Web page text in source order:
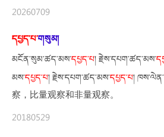
20260709
དཔྱད་པ་གསུམ།
མངོན་སུམ་ཚད་མས་དཔྱད་པ། རྗེས་དཔག་ཚད་མས་
མས་དཔྱད་པ། རྗེས་དཔག་ཚད་མས་དཔྱད་པ།
察，比量观察和非量观察。
20180529